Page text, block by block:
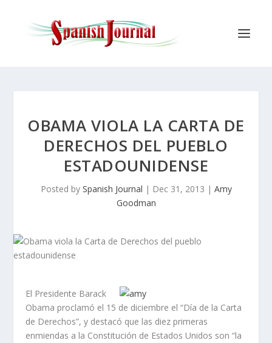
OBAMA VIOLA LA CARTA DE
DERECHOS DEL PUEBLO
ESTADOUNIDENSE
Posted by Spanish Journal | Dec 31, 2013 | Amy
Goodman
El Presidente Barack
Obama proclamó el 15 de diciembre el “Día de la Carta
de Derechos”, y destacó que las diez primeras
enmiendas a la Constitución de Estados Unidos son “la